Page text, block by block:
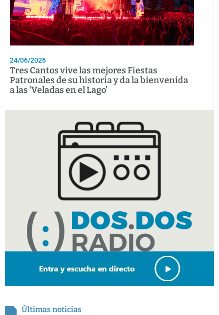
24/06/2026
Tres Cantos vive las mejores Fiestas
Patronales de su historia y da la bienvenida
a las ‘Veladas en el Lago’
Últimas noticias